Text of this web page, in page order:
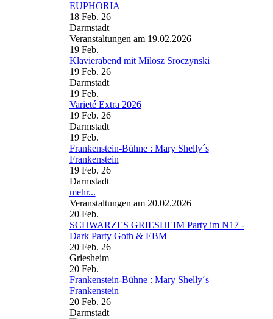
EUPHORIA
18 Feb. 26
Darmstadt
Veranstaltungen am 19.02.2026
19 Feb.
Klavierabend mit Milosz Sroczynski
19 Feb. 26
Darmstadt
19 Feb.
Varieté Extra 2026
19 Feb. 26
Darmstadt
19 Feb.
Frankenstein-Bühne : Mary Shelly´s
Frankenstein
19 Feb. 26
Darmstadt
mehr...
Veranstaltungen am 20.02.2026
20 Feb.
SCHWARZES GRIESHEIM Party im N17 -
Dark Party Goth & EBM
20 Feb. 26
Griesheim
20 Feb.
Frankenstein-Bühne : Mary Shelly´s
Frankenstein
20 Feb. 26
Darmstadt